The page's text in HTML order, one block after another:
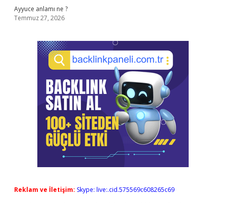
Ayyuce anlamı ne ?
Temmuz 27, 2026
Reklam ve İletişim: Skype: live:.cid.575569c608265c69